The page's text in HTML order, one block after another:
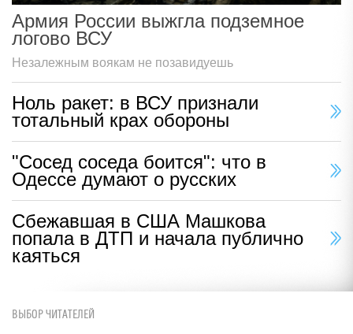
Армия России выжгла подземное
логово ВСУ
Незалежным воякам не позавидуешь
Ноль ракет: в ВСУ признали
тотальный крах обороны
"Сосед соседа боится": что в
Одессе думают о русских
Сбежавшая в США Машкова
попала в ДТП и начала публично
каяться
ВЫБОР ЧИТАТЕЛЕЙ